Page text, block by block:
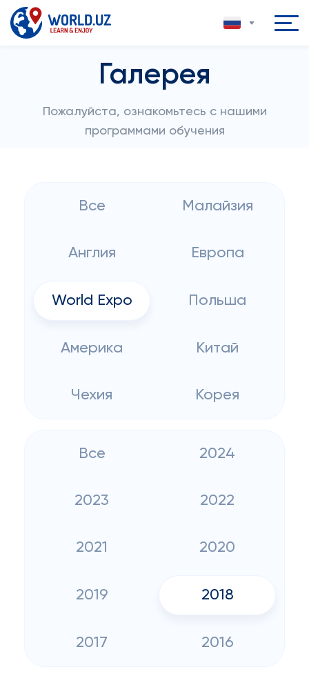
Галерея
Пожалуйста, ознакомьтесь с нашими
программами обучения
Все Малайзия
Англия Европа
World Expo Польша
Америка Китай
Чехия Корея
Все 2024
2023 2022
2021 2020
2019 2018
2017 2016